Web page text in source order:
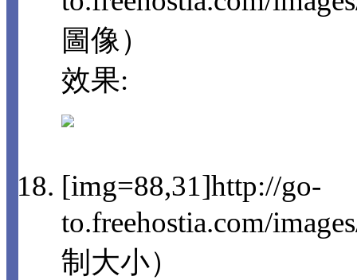
圖像）
效果:
[img=88,31]http://go-
to.freehostia.com/
制大小）